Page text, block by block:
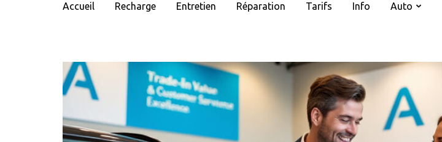
Accueil Recharge Entretien Réparation Tarifs Info Auto